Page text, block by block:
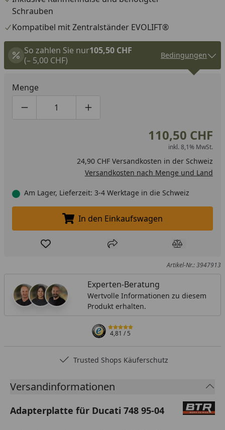
Schrauben
Kompatibel mit Zentralständer EVOLIFT®
So zahlen Sie nur105,50 CHF
(– 5,00 CHF)
Bedingungen
Menge
Produktmenge um eins verringern
Produktmenge manuell eingeben
Produktmenge um eins erhöhen
110,50 CHF
inkl. 8,1% MwSt.
24,90 CHF Versandkosten in der Schweiz
Versandkosten nach Menge und Land
Am Lager, Lieferzeit: 3-4 Werktage in die Schweiz
In den Einkaufswagen legen
In den Einkaufswagen
Produkt zur Wunschliste hinzufügen
Teilen Produkt
Artikel-Nr.: 3947913
Experten-Beratung
Wertvolle Informationen zu diesem
Produkt erhalten.
4,81/ 5
Trusted Shops Käuferschutz
Versandinformationen
Adapterplatte für Ducati 748 95-04